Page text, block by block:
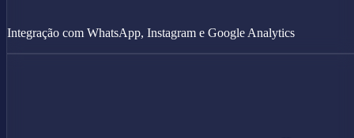
Integração com WhatsApp, Instagram e Google Analytics